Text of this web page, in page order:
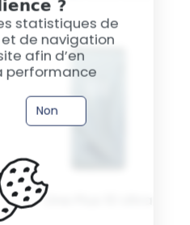
statistiques de
de navigation
afin d’en
performance
Non
One Plus 10 Ultra